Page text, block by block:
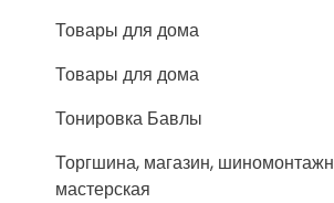
Товары для дома
Товары для дома
Тонировка Бавлы
Торгшина, магазин,
мастерская